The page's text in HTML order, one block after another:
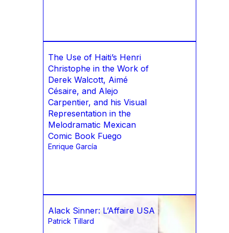
The Use of Haiti’s Henri
Christophe in the Work of
Derek Walcott, Aimé
Césaire, and Alejo
Carpentier, and his Visual
Representation in the
Melodramatic Mexican
Comic Book Fuego
Enrique García
Alack Sinner: L’Affaire USA
Patrick Tillard